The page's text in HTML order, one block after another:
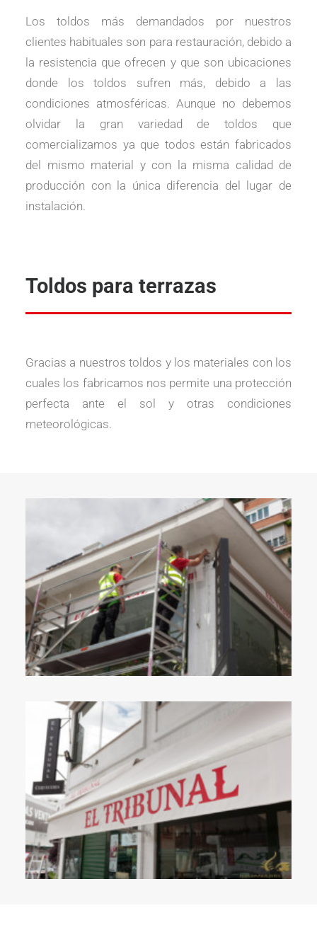
Los toldos más demandados por nuestros
clientes habituales son para restauración, debido a
la resistencia que ofrecen y que son ubicaciones
donde los toldos sufren más, debido a las
condiciones atmosféricas. Aunque no debemos
olvidar la gran variedad de toldos que
comercializamos ya que todos están fabricados
del mismo material y con la misma calidad de
producción con la única diferencia del lugar de
instalación.
Toldos para terrazas
Gracias a nuestros toldos y los materiales con los
cuales los fabricamos nos permite una protección
perfecta ante el sol y otras condiciones
meteorológicas.